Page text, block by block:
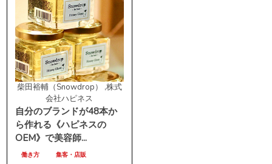
柴田裕輔（Snowdrop） ,株式
会社ハピネス
自分のブランドが48本か
ら作れる《ハピネスの
OEM》で美容師...
働き方 集客・店販